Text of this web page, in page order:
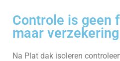
Controle is geen
maar verzekering
Na Plat dak isoleren